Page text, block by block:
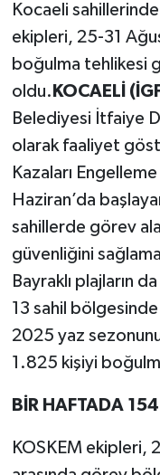
Kocaeli
ekipleri, 25-31
boğulma tehlikesi
oldu. KOCAELİ
Belediyesi İtfaiye
olarak faaliyet
Kazaları
Haziran’da
sahillerde görev
güvenliğini
Bayraklı plajların
13 sahil
2025 yaz
1.825 kişiyi
BİR HAFTADA
KOSKEM ekipleri,